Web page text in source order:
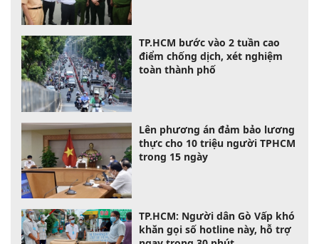
TP.HCM bước vào 2 tuần cao
điểm chống dịch, xét nghiệm
toàn thành phố
Lên phương án đảm bảo lương
thực cho 10 triệu người TPHCM
trong 15 ngày
TP.HCM: Người dân Gò Vấp khó
khăn gọi số hotline này, hỗ trợ